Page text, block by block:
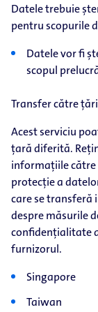
Datele trebuie
pentru scopurile
Datele vor fi
scopul
Transfer către
Acest serviciu
țară diferită.
informațiile către
protecție a
care se
despre măsurile
confidențialitate
furnizorul.
Singapore
Taiwan